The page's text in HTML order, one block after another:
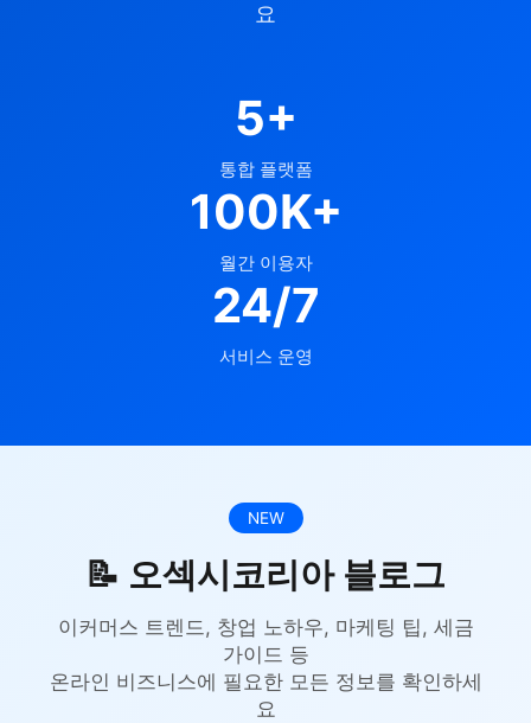
요
5+
통합 플랫폼
100K+
월간 이용자
24/7
서비스 운영
NEW
📝 오섹시코리아 블로그
이커머스 트렌드, 창업 노하우, 마케팅 팁, 세금
가이드 등
온라인 비즈니스에 필요한 모든 정보를 확인하세
요